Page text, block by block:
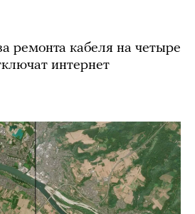
ремонта кабеля на четыре
интернет